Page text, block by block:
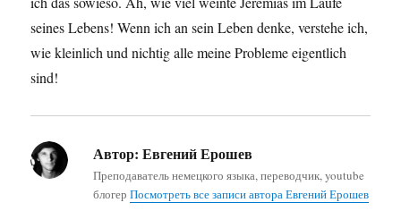
seines Lebens! Wenn ich an sein Leben denke, verstehe ich,
wie kleinlich und nichtig alle meine Probleme eigentlich
sind!
Автор: Евгений Ерошев
Преподаватель немецкого языка, переводчик, youtube
блогерПосмотреть все записи автора Евгений Ерошев